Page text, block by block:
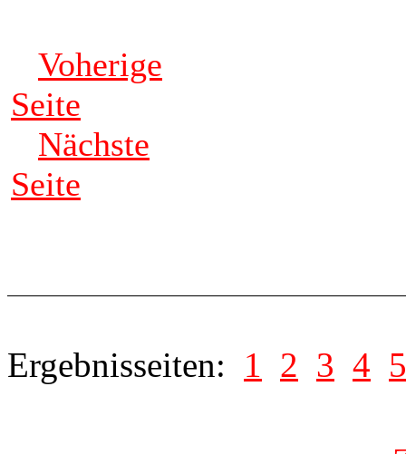
Voherige
Seite
Nächste
Seite
Ergebnisseiten: 1 2 3 4 5